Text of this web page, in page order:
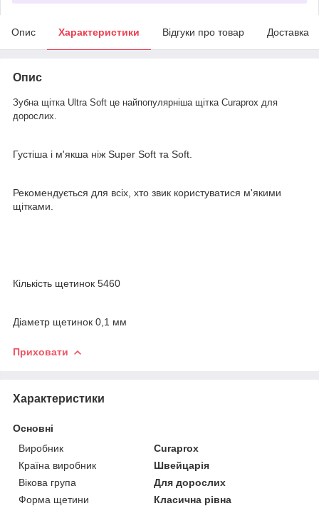
Опис Характеристики Відгуки про товар Доставка
Опис
Зубна щітка Ultra Soft це найпопулярніша щітка Curaprox для
дорослих.
Густіша і м'якша ніж Super Soft та Soft.
Рекомендується для всіх, хто звик користуватися м'якими
щітками.
Кількість щетинок 5460
Діаметр щетинок 0,1 мм
Приховати
Характеристики
Основні
Виробник
Curaprox
Країна виробник
Швейцарія
Вікова група
Для дорослих
Форма щетини
Класична рівна